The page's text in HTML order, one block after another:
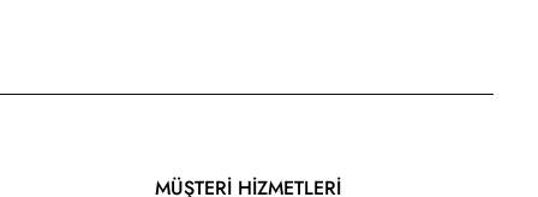
MÜŞTERİ HİZMETLERİ